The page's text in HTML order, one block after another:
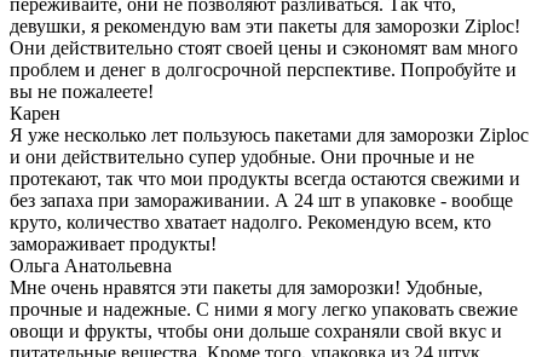
девушки, я рекомендую вам эти пакеты для заморозки Ziploc!
Они действительно стоят своей цены и сэкономят вам много
проблем и денег в долгосрочной перспективе. Попробуйте и
вы не пожалеете!
Карен
Я уже несколько лет пользуюсь пакетами для заморозки Ziploc
и они действительно супер удобные. Они прочные и не
протекают, так что мои продукты всегда остаются свежими и
без запаха при замораживании. А 24 шт в упаковке - вообще
круто, количество хватает надолго. Рекомендую всем, кто
замораживает продукты!
Ольга Анатольевна
Мне очень нравятся эти пакеты для заморозки! Удобные,
прочные и надежные. С ними я могу легко упаковать свежие
овощи и фрукты, чтобы они дольше сохраняли свой вкус и
питательные вещества. Кроме того, упаковка из 24 штук